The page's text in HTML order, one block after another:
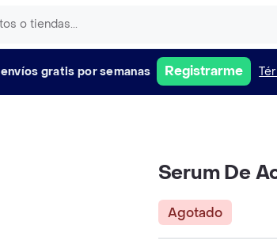
envíos gratis por semanas Registrarme
Serum De
Agotado